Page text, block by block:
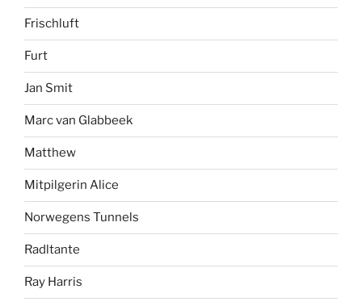
Frischluft
Furt
Jan Smit
Marc van Glabbeek
Matthew
Mitpilgerin Alice
Norwegens Tunnels
Radltante
Ray Harris